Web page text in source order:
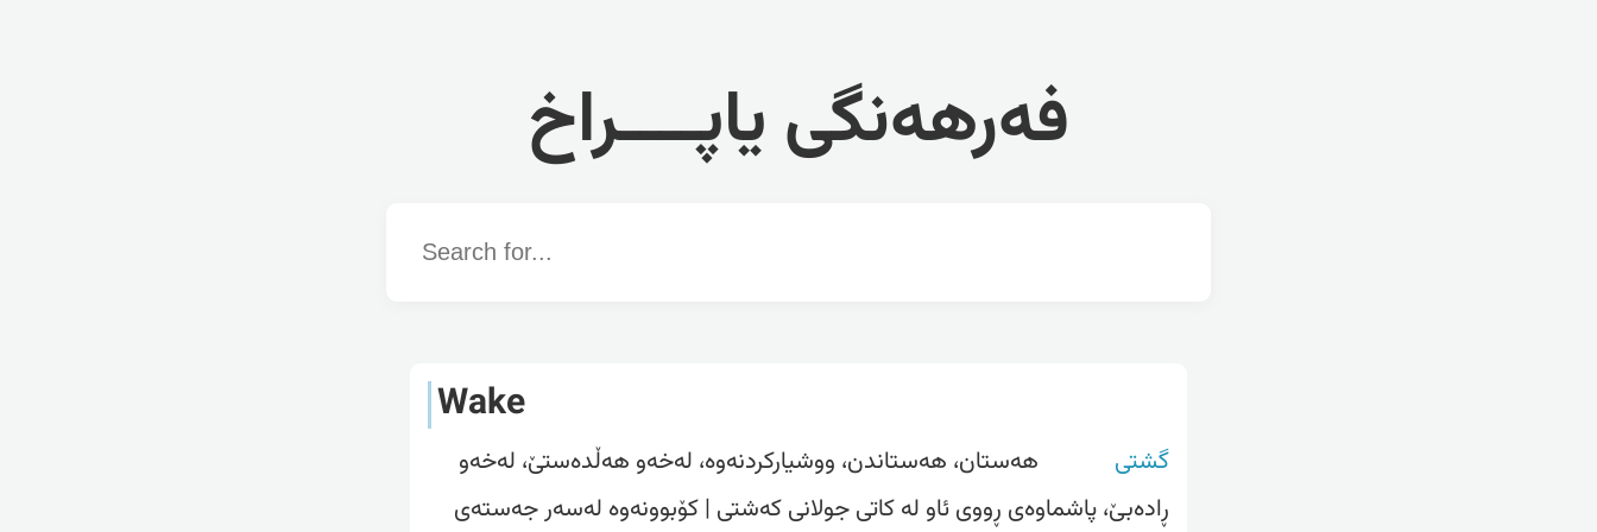
فەرهەنگی یاپــــراخ
Word
Wake
گشتی
هەستان، هەستاندن، ووشیارکردنەوە، لەخەو هەڵدەستێ، لەخەو
ڕادەبێ، پاشماوەی ڕووی ئاو لە کاتی جولانی کەشتی | کۆبوونەوە لەسەر جەستەی